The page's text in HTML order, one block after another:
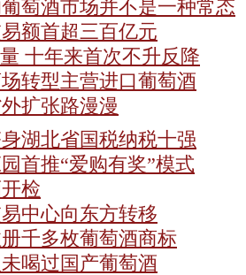
萄酒市场并不是一种常态
额首超三百亿元
十年来首次不升反降
转型主营进口葡萄酒
扩张路漫漫
湖北省国税纳税十强
首推“爱购有奖”模式
检
中心向东方转移
千多枚葡萄酒商标
喝过国产葡萄酒